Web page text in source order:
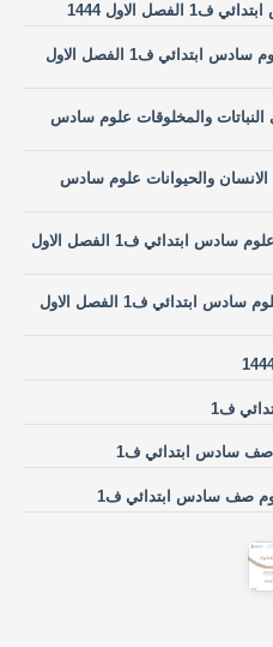
الاول 1444
شرح الفصل الثاني الخلية والوراثة علوم سادس ابتدائي ف1 الفصل الاول
والمخلوقات علوم سادس
والحيوانات علوم سادس
شرح الفصل الخامس الانظمة البيئية علوم سادس ابتدائي ف1 الفصل الاول
شرح الفصل السادس موارد الارض علوم سادس ابتدائي ف1 الفصل الاول
ف1
صف سادس ابتدائي ف1
صف سادس ابتدائي ف1